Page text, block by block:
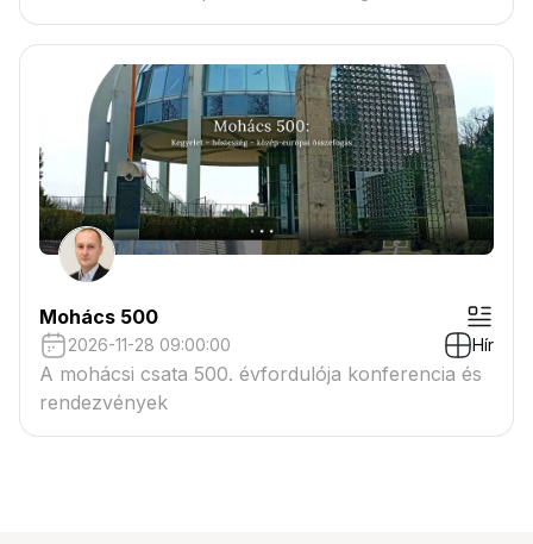
Mohács 500
2026-11-28 09:00:00 Hír
A mohácsi csata 500. évfordulója konferencia és
rendezvények